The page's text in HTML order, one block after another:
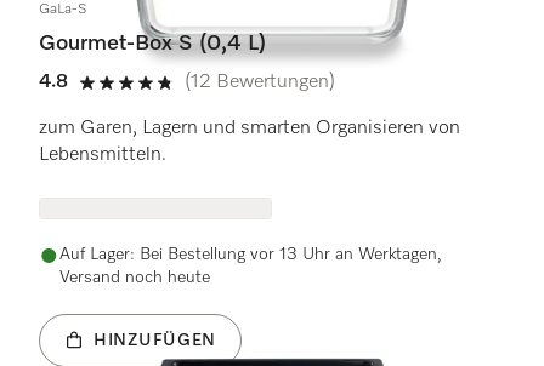
GaLa-S
Gourmet-Box S (0,4 L)
4.8
4.8 Sterne von 5
(12 Bewertungen)
zum Garen, Lagern und smarten Organisieren von
Lebensmitteln.
Auf Lager: Bei Bestellung vor 13 Uhr an Werktagen,
Versand noch heute
HINZUFÜGEN